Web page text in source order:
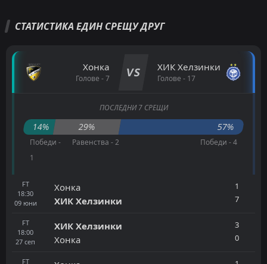
СТАТИСТИКА ЕДИН СРЕЩУ ДРУГ
Хонка
Голове - 7 VS ХИК Хелзинки
Голове - 17
ПОСЛЕДНИ 7 СРЕЩИ
14% 29% 57%
Победи -
1
Равенства - 2 Победи - 4
FT
18:30
09 юни
Хонка
ХИК Хелзинки
1
7
FT
18:00
27 сеп
ХИК Хелзинки
Хонка
3
0
FT